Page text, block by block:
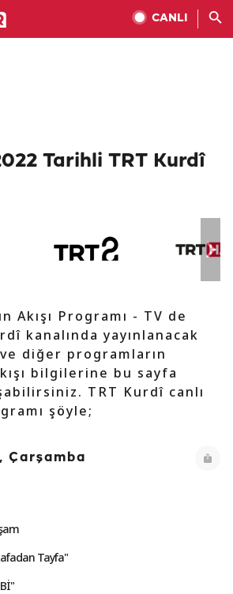
CANLI
Tarihli TRT Kurdî
Akışı Programı - TV de
kanalında yayınlanacak
diğer programların
bilgilerine bu sayfa
TRT Kurdî canlı
şöyle;
Çarşamba
Tayfa"